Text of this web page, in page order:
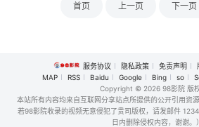
首页 上一页 下一页
服务协议 隐私政策 免责声明
MAP
RSS Baidu Google Bing so
Copyright © 2026 98影院 版
本站所有内容均来自互联网分享站点所提供的公开引用资
若98影院收录的视频无意侵犯了贵司版权，请发邮件
日内删除侵权内容，谢谢。）